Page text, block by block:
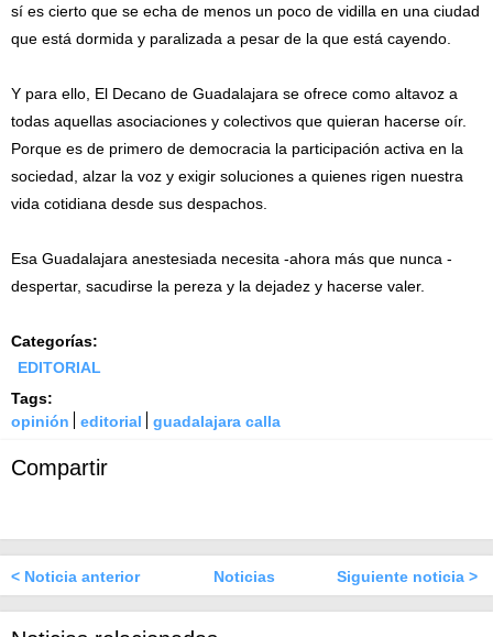
sí es cierto que se echa de menos un poco de vidilla en una ciudad
que está dormida y paralizada a pesar de la que está cayendo.
Y para ello, El Decano de Guadalajara se ofrece como altavoz a
todas aquellas asociaciones y colectivos que quieran hacerse oír.
Porque es de primero de democracia la participación activa en la
sociedad, alzar la voz y exigir soluciones a quienes rigen nuestra
vida cotidiana desde sus despachos.
Esa Guadalajara anestesiada necesita -ahora más que nunca -
despertar, sacudirse la pereza y la dejadez y hacerse valer.
Categorías:
EDITORIAL
Tags:
opinión
editorial guadalajara calla
Compartir
< Noticia anterior Noticias Siguiente noticia >